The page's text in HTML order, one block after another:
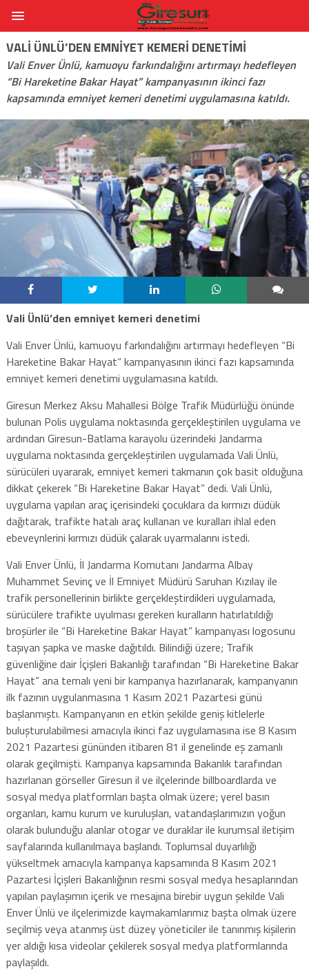
VALI ÜNLÜ’DEN EMNIYET KEMERI DENETIMI
Vali Enver Ünlü, kamuoyu farkındalığını artırmayı hedefleyen
“Bi Hareketine Bakar Hayat” kampanyasının ikinci fazı
kapsamında emniyet kemeri denetimi uygulamasına katıldı.
Vali Ünlü’den emniyet kemeri denetimi
Vali Enver Ünlü, kamuoyu farkındalığını artırmayı hedefleyen “Bi
Hareketine Bakar Hayat” kampanyasının ikinci fazı kapsamında
emniyet kemeri denetimi uygulamasına katıldı.
Giresun Merkez Aksu Mahallesi Bölge Trafik Müdürlüğü önünde
bulunan Polis uygulama noktasında gerçekleştirilen uygulama ve
ardından Giresun-Batlama karayolu üzerindeki Jandarma
uygulama noktasında gerçekleştirilen uygulamada Vali Ünlü,
sürücüleri uyararak, emniyet kemeri takmanın çok basit olduğuna
dikkat çekerek “Bi Hareketine Bakar Hayat” dedi. Vali Ünlü,
uygulama yapılan araç içerisindeki çocuklara da kırmızı düdük
dağıtarak, trafikte hatalı araç kullanan ve kuralları ihlal eden
ebeveynlerini kırmızı düdük çalarak uyarmalarını istedi.
Vali Enver Ünlü, İl Jandarma Komutanı Jandarma Albay
Muhammet Sevinç ve İl Emniyet Müdürü Saruhan Kızılay ile
trafik personellerinin birlikte gerçekleştirdikleri uygulamada,
sürücülere trafikte uyulması gereken kuralların hatırlatıldığı
broşürler ile “Bi Hareketine Bakar Hayat” kampanyası logosunu
taşıyan şapka ve maske dağıtıldı. Bilindiği üzere; Trafik
güvenliğine dair İçişleri Bakanlığı tarafından “Bi Hareketine Bakar
Hayat” ana temalı yeni bir kampanya hazırlanarak, kampanyanın
ilk fazının uygulanmasına 1 Kasım 2021 Pazartesi günü
başlanmıştı. Kampanyanın en etkin şekilde geniş kitlelerle
buluşturulabilmesi amacıyla ikinci faz uygulamasına ise 8 Kasım
2021 Pazartesi gününden itibaren 81 il genelinde eş zamanlı
olarak geçilmişti. Kampanya kapsamında Bakanlık tarafından
hazırlanan görseller Giresun il ve ilçelerinde billboardlarda ve
sosyal medya platformları başta olmak üzere; yerel basın
organları, kamu kurum ve kuruluşları, vatandaşlarımızın yoğun
olarak bulunduğu alanlar otogar ve duraklar ile kurumsal iletişim
sayfalarında kullanılmaya başlandı. Toplumsal duyarlılığı
yükseltmek amacıyla kampanya kapsamında 8 Kasım 2021
Pazartesi İçişleri Bakanlığının resmi sosyal medya hesaplarından
yapılan paylaşımın içerik ve mesajına birebir uygun şekilde Vali
Enver Ünlü ve ilçelerimizde kaymakamlarımız başta olmak üzere
seçilmiş veya atanmış üst düzey yöneticiler ile tanınmış kişilerin
yer aldığı kısa videolar çekilerek sosyal medya platformlarında
paylaşıldı.